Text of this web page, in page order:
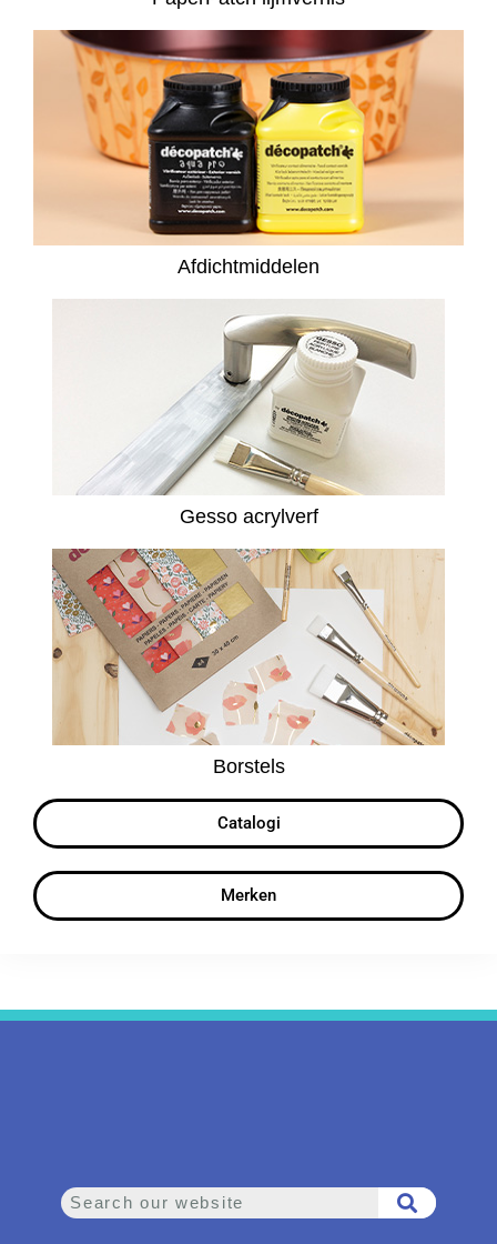
Afdichtmiddelen
Gesso acrylverf
Borstels
Catalogi
Merken